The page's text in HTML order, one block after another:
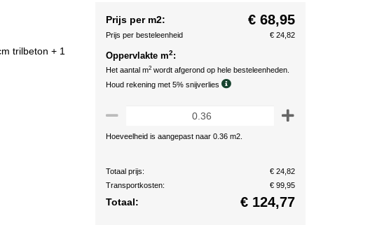
trilbeton + 1
Prijs per m2: € 68,95
Prijs per besteleenheid € 24,82
Oppervlakte m2:
Het aantal m2 wordt afgerond op hele besteleenheden.
Houd rekening met 5% snijverlies
Hoeveelheid is aangepast naar 0.36 m2.
Totaal prijs:
€ 24,82
Transportkosten:
€ 99,95
Totaal: € 124,77